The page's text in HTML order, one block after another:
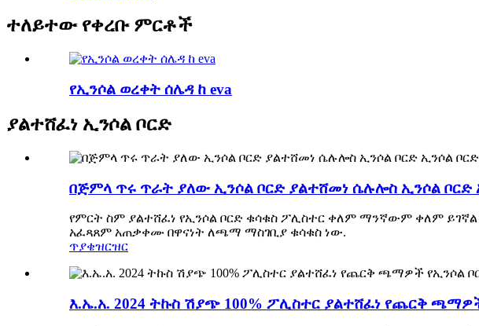
ተለይተው የቀረቡ ምርቶች
የኢንሶል ወረቀት ሰሌዳ ከ eva
ያልተሸፈነ ኢንሶል ቦርድ
በጅምላ ጥሩ ጥራት ያለው ኢንሶል ቦርድ ያልተሸመነ ሴሉሎስ ኢንሶል ቦርድ
የምርት ስም ያልተሸፈነ የኢንሶል ቦርድ ቁሳቁስ ፖሊስተር ቀለም ማንኛውም ቀለም
አፈጻጸም አጠቃቀሙ በዋናነት ለጫማ ማስገቢያ ቁሳቁስ ነው.
ጥያቄዝርዝር
እ.ኤ.አ. 2024 ትኩስ ሽያጭ 100% ፖሊስተር ያልተሸፈነ የጨርቅ